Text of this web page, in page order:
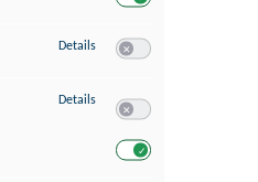
Details zu Messung der Performance
Details zu Analyse von Zielgruppen